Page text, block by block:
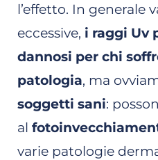
l’effetto. In generale
eccessive, i raggi Uv
dannosi per chi
patologia, ma
soggetti sani:
al
varie patologie